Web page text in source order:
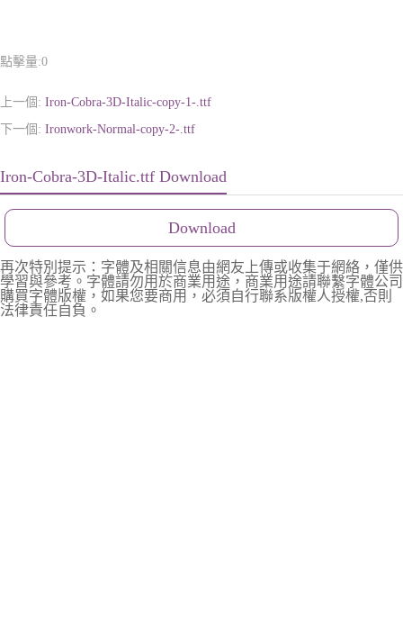
點擊量:0
上一個: Iron-Cobra-3D-Italic-copy-1-.ttf
下一個: Ironwork-Normal-copy-2-.ttf
Iron-Cobra-3D-Italic.ttf Download
Download
再次特別提示：字體及相關信息由網友上傳或收集于網絡，僅供
學習與參考。字體請勿用於商業用途，商業用途請聯繫字體公司
購買字體版權，如果您要商用，必須自行聯系版權人授權,否則
法律責任自負。